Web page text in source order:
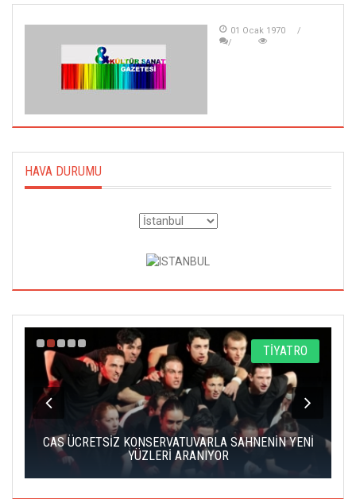
01 Ocak 1970
HAVA DURUMU
TİYATRO
CAS ÜCRETSİZ KONSERVATUVARLA SAHNENİN YENİ
YÜZLERİ ARANIYOR